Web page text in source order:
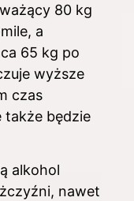
80 kg
a
65 kg po
wyższe
czas
także będzie
alkohol
nawet